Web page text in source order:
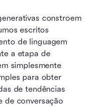
constroem
escritos
de linguagem
a etapa de
simplesmente
para obter
de tendências
de conversação